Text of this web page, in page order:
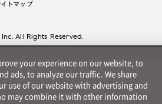
イトマップ
Inc. All Rights Reserved.
your experience on our website, to
ads, to analyze our traffic. We share
use of our website with advertising and
may combine it with other information